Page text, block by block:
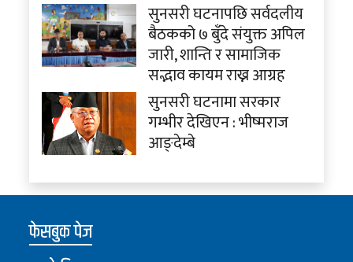
सुनसरी घटनापछि सर्वदलीय
बैठकको ७ बुँदे संयुक्त अपिल
जारी, शान्ति र सामाजिक
सद्भाव कायम राख्न आग्रह
सुनसरी घटनामा सरकार
गम्भीर देखिएन : भीष्मराज
आङ्देम्बे
फेसबुक पेज